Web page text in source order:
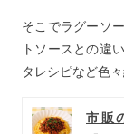
そこでラグーソ
トソースとの違
タレシピなど色
市販